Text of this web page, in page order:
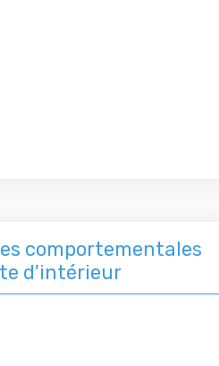
comportementales
d'intérieur